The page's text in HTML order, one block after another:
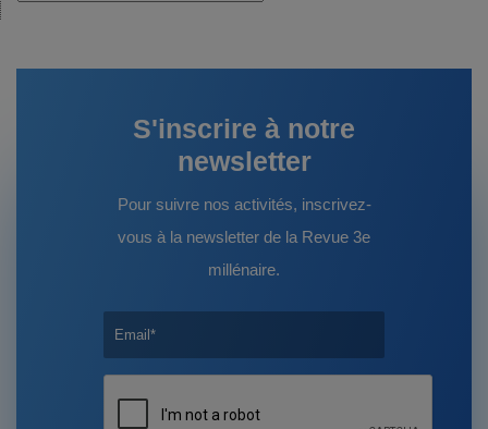
S'inscrire à notre
newsletter
Pour suivre nos activités, inscrivez-
vous à la newsletter de la Revue 3e
millénaire.